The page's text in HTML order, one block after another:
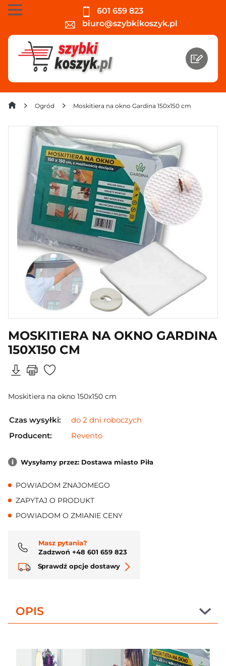
601 659 823
biuro@szybkikoszyk.pl
Ogród Moskitiera na okno Gardina 150x150 cm
MOSKITIERA NA OKNO GARDINA
150X150 CM
Moskitiera na okno 150x150 cm
Czas wysyłki:
do 2 dni roboczych
Producent:
Revento
Wysyłamy przez: Dostawa miasto Piła
POWIADOM ZNAJOMEGO
ZAPYTAJ O PRODUKT
POWIADOM O ZMIANIE CENY
Masz pytania?
Zadzwoń +48 601 659 823
Sprawdź opcje dostawy
OPIS